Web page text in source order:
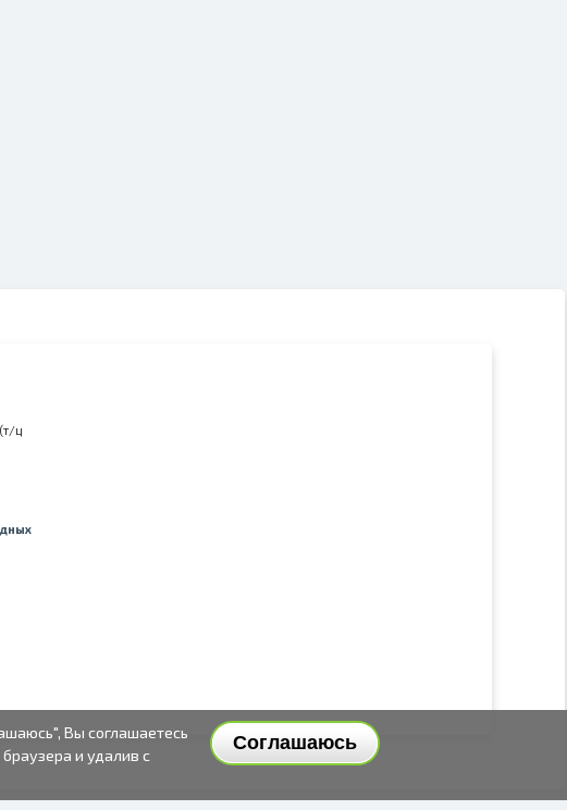
ц
Соглашаюсь
Вы соглашаетесь
и удалив с